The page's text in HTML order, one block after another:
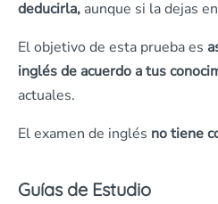
deducirla, aunque si la dejas
El objetivo de esta prueba es
inglés de acuerdo a tus
actuales.
El examen de inglés no tiene
Guías de Estudio